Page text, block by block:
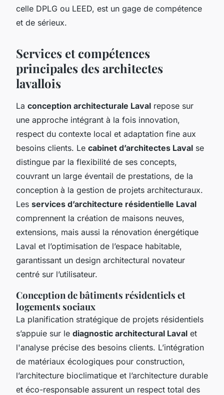
celle DPLG ou LEED, est un gage de compétence
et de sérieux.
Services et compétences
principales des architectes
lavallois
La conception architecturale Laval repose sur
une approche intégrant à la fois innovation,
respect du contexte local et adaptation fine aux
besoins clients. Le cabinet d’architectes Laval se
distingue par la flexibilité de ses concepts,
couvrant un large éventail de prestations, de la
conception à la gestion de projets architecturaux.
Les services d’architecture résidentielle Laval
comprennent la création de maisons neuves,
extensions, mais aussi la rénovation énergétique
Laval et l’optimisation de l’espace habitable,
garantissant un design architectural novateur
centré sur l’utilisateur.
Conception de bâtiments résidentiels et
logements sociaux
La planification stratégique de projets résidentiels
s’appuie sur le diagnostic architectural Laval et
l'analyse précise des besoins clients. L’intégration
de matériaux écologiques pour construction,
l’architecture bioclimatique et l’architecture durable
et éco-responsable assurent un respect total des